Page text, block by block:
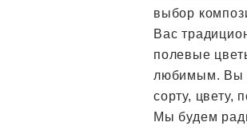
выбор
Вас
полевые
любимым. Вы
сорту, цвету,
Мы будем